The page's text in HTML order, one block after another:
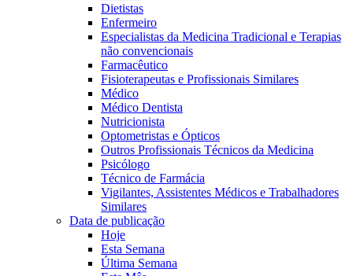
Dietistas
Enfermeiro
Especialistas da Medicina Tradicional e Terapias
não convencionais
Farmacêutico
Fisioterapeutas e Profissionais Similares
Médico
Médico Dentista
Nutricionista
Optometristas e Ópticos
Outros Profissionais Técnicos da Medicina
Psicólogo
Técnico de Farmácia
Vigilantes, Assistentes Médicos e Trabalhadores
Similares
Data de publicação
Hoje
Esta Semana
Última Semana